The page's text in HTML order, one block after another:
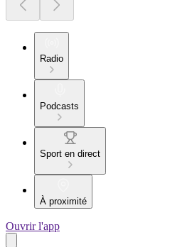
Radio
Podcasts
Sport en direct
À proximité
Ouvrir l'app